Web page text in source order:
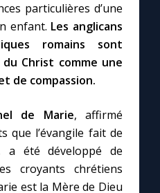
particulières d’une
enfant. Les anglicans
romains sont
Christ comme une
de compassion.
de Marie, affirmé
que l’évangile fait de
a été développé de
croyants chrétiens
est la Mère de Dieu